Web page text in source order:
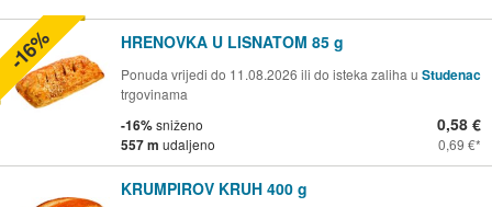
HRENOVKA U LISNATOM 85 g
Ponuda vrijedi do 11.08.2026 ili do isteka zaliha u Studenac
trgovinama
-16%sniženo
557 m udaljeno
0,58 €
0,69 €
-16%
KRUMPIROV KRUH 400 g